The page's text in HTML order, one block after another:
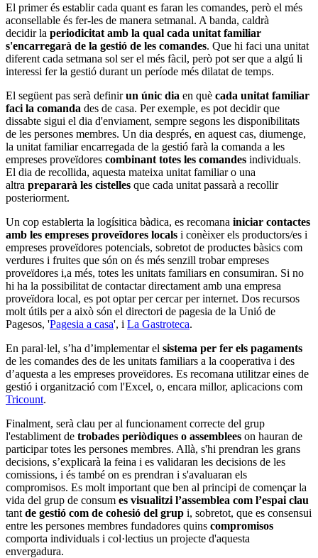
El primer és establir cada quant es faran les comandes, però el més
aconsellable és fer-les de manera setmanal. A banda, caldrà
decidir la periodicitat amb la qual cada unitat familiar
s'encarregarà de la gestió de les comandes. Que hi faci una unitat
diferent cada setmana sol ser el més fàcil, però pot ser que a algú li
interessi fer la gestió durant un període més dilatat de temps.
El següent pas serà definirun únic dia en què cada unitat familiar
faci la comanda des de casa. Per exemple, es pot decidir que
dissabte sigui el dia d'enviament, sempre segons les disponibilitats
de les persones membres. Un dia després, en aquest cas, diumenge,
la unitat familiar encarregada de la gestió farà la comanda a les
empreses proveïdores combinant totes les comandes individuals.
El dia de recollida, aquesta mateixa unitat familiar o una
altra prepararà les cistelles que cada unitat passarà a recollir
posteriorment.
Un cop establerta la logísitica bàdica, es recomana iniciar contactes
amb les empreses proveïdores locals i conèixer els productors/es i
empreses proveïdores potencials, sobretot de productes bàsics com
verdures i fruites que són on és més senzill trobar empreses
proveïdores i,a més, totes les unitats familiars en consumiran. Si no
hi ha la possibilitat de contactar directament amb una empresa
proveïdora local, es pot optar per cercar per internet. Dos recursos
molt útils per a això són el directori de pagesia de la Unió de
Pagesos, 'Pagesia a casa', i La Gastroteca.
En paral·lel, s’ha d’implementar el sistema per fer els pagaments
de les comandes des de les unitats familiars a la cooperativa i des
d’aquesta a les empreses proveïdores. Es recomana utilitzar eines de
gestió i organització com l'Excel, o, encara millor, aplicacions com
Tricount.
Finalment, serà clau per al funcionament correcte del grup
l'establiment de trobades periòdiques o assemblees on hauran de
participar totes les persones membres. Allà, s'hi prendran les grans
decisions, s’explicarà la feina i es validaran les decisions de les
comissions, i és també on es prendran i s'avaluaran els
compromisos. Es molt important que ben al principi de començar la
vida del grup de consum es visualitzi l’assemblea com l’espai clau
tant de gestió com de cohesió del grup i, sobretot, que es consensui
entre les persones membres fundadores quins compromisos
comporta individuals i col·lectius un projecte d'aquesta
envergadura.